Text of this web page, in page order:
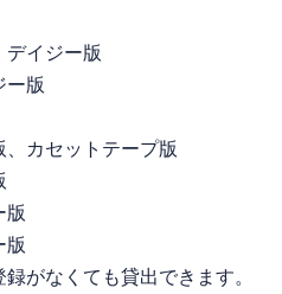
イジー版
版
カセットテープ版
版
がなくても貸出できます。